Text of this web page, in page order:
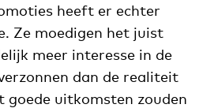
heeft er echter
Ze moedigen het juist
meer interesse in de
dan de realiteit
uitkomsten zouden